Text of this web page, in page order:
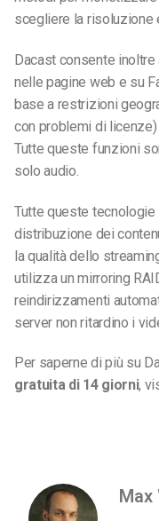
scegliere la
Dacast consente
nelle pagine web e su
base a restrizioni
con problemi di
Tutte queste funzioni
solo audio.
Tutte queste
distribuzione dei
la qualità dello
utilizza un mirroring
reindirizzamenti
server non ritardino i
Per saperne di più su
gratuita di 14 giorni,
Max